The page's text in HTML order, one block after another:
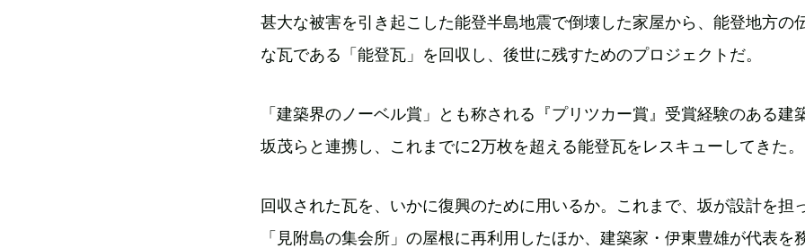
甚大な被害を引き起こした能登半島地震で倒壊した家屋から、能登地方の
な瓦である「能登瓦」を回収し、後世に残すためのプロジェクトだ。
「建築界のノーベル賞」とも称される『プリツカー賞』受賞経験のある建
坂茂らと連携し、これまでに2万枚を超える能登瓦をレスキューしてきた。
回収された瓦を、いかに復興のために用いるか。これまで、坂が設計を担
「見附島の集会所」の屋根に再利用したほか、建築家・伊東豊雄が代表を